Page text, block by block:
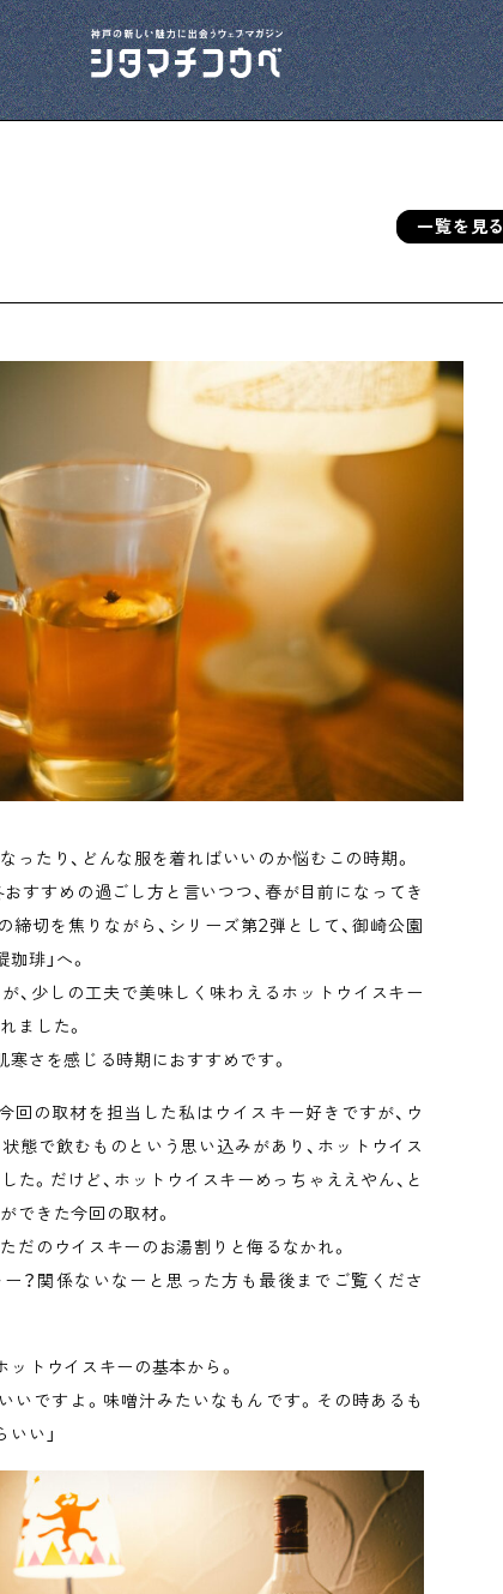
下町ならではの家みたいな店を紹介する記事
です
Shitamachi Chemistry
下町の「あの人」×「あの人」の科学反応を楽し
む企画です
Stay Home
一覧を見る
ったり、どんな服を着ればいいのか悩むこの時期。
おすすめの過ごし方と言いつつ、春が目前になってき
締切を焦りながら、シリーズ第2弾として、御崎公園
琲」へ。
、少しの工夫で美味しく味わえるホットウイスキー
ました。
寒さを感じる時期におすすめです。
回の取材を担当した私はウイスキー好きですが、ウ
態で飲むものという思い込みがあり、ホットウイス
た。だけど、ホットウイスキーめっちゃええやん、と
できた今回の取材。
だのウイスキーのお湯割りと侮るなかれ。
？関係ないなーと思った方も最後までご覧くださ
ットウイスキーの基本から。
いですよ。味噌汁みたいなもんです。その時あるも
いい」